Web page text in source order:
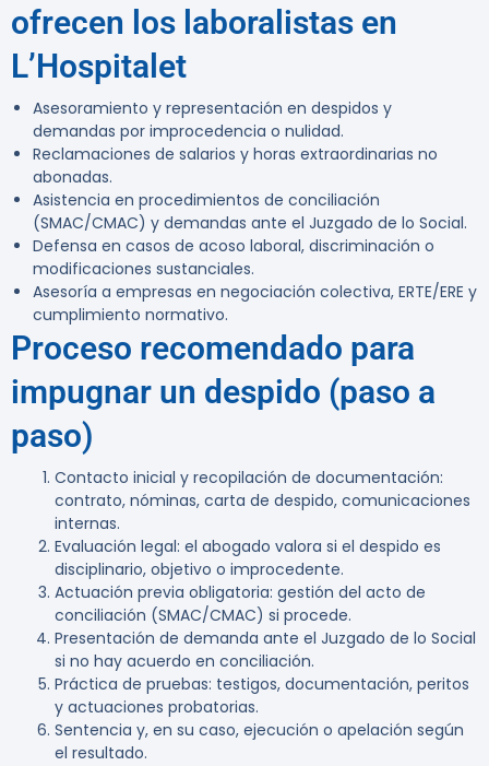
ofrecen los laboralistas en
L’Hospitalet
Asesoramiento y representación en despidos y
demandas por improcedencia o nulidad.
Reclamaciones de salarios y horas extraordinarias no
abonadas.
Asistencia en procedimientos de conciliación
(SMAC/CMAC) y demandas ante el Juzgado de lo Social.
Defensa en casos de acoso laboral, discriminación o
modificaciones sustanciales.
Asesoría a empresas en negociación colectiva, ERTE/ERE y
cumplimiento normativo.
Proceso recomendado para
impugnar un despido (paso a
paso)
Contacto inicial y recopilación de documentación:
contrato, nóminas, carta de despido, comunicaciones
internas.
Evaluación legal: el abogado valora si el despido es
disciplinario, objetivo o improcedente.
Actuación previa obligatoria: gestión del acto de
conciliación (SMAC/CMAC) si procede.
Presentación de demanda ante el Juzgado de lo Social
si no hay acuerdo en conciliación.
Práctica de pruebas: testigos, documentación, peritos
y actuaciones probatorias.
Sentencia y, en su caso, ejecución o apelación según
el resultado.